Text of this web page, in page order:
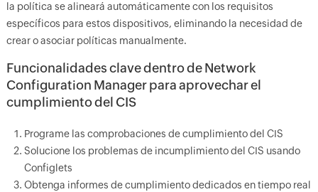
la política se alineará automáticamente con los requisitos
específicos para estos dispositivos, eliminando la necesidad de
crear o asociar políticas manualmente.
Funcionalidades clave dentro de Network
Configuration Manager para aprovechar el
cumplimiento del CIS
Programe las comprobaciones de cumplimiento del CIS
Solucione los problemas de incumplimiento del CIS usando
Configlets
Obtenga informes de cumplimiento dedicados en tiempo real